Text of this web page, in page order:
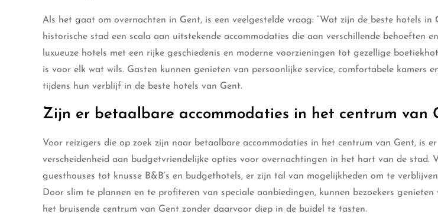
Als het gaat om overnachten in Gent, is een veelgestelde vraag: “Wat zijn de beste hotels in
historische stad een scala aan uitstekende accommodaties die aan verschillende behoeften
luxueuze hotels met een rijke geschiedenis en moderne voorzieningen tot gezellige
is voor elk wat wils. Gasten kunnen genieten van persoonlijke service, comfortabele kamers
tijdens hun verblijf in de beste hotels van Gent.
Zijn er betaalbare accommodaties in het centrum van
Voor reizigers die op zoek zijn naar betaalbare accommodaties in het centrum van Gent, is
verscheidenheid aan budgetvriendelijke opties voor overnachtingen in het hart van de stad.
guesthouses tot knusse B&B’s en budgethotels, er zijn tal van mogelijkheden om te
Door slim te plannen en te profiteren van speciale aanbiedingen, kunnen bezoekers
het bruisende centrum van Gent zonder daarvoor diep in de buidel te tasten.